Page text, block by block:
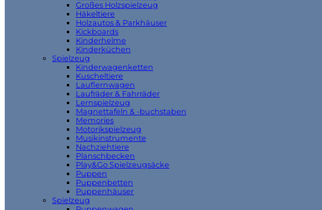
Großes Holzspielzeug
Häkeltiere
Holzautos & Parkhäuser
Kickboards
Kinderhelme
Kinderküchen
Spielzeug
Kinderwagenketten
Kuscheltiere
Lauflernwagen
Laufräder & Fahrräder
Lernspielzeug
Magnettafeln & -buchstaben
Memories
Motorikspielzeug
Musikinstrumente
Nachziehtiere
Planschbecken
Play&Go Spielzeugsäcke
Puppen
Puppenbetten
Puppenhäuser
Spielzeug